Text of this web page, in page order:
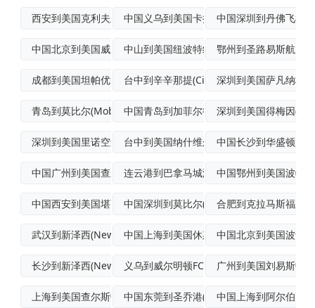
西安到美国克利夫兰航空运输中国义乌到美国卡拉贝尔(Carrabel
中国深圳到丹佛飞机
中国北京到美国威尔明顿标准空运中山到美国纽波特纽斯国际多式联运
鄂州到圣路易斯航空
成都到美国坦帕优先空运台中到辛辛那提(Cincinnati)散深圳到美国萨凡纳标
青岛到莫比尔(Mobile)空运门到门专中国青岛到加菲尔德(Garfield)班
深圳到美国得梅因
深圳到美国里诺空运 台中到美国纳什维尔(Nashville)中国长沙到华盛顿加
中国广州到美国查尔斯顿加急空运连云港到巴拿马城港到港海运中国鄂州到美国波特
中国西安到美国堪萨斯城(KansasCi中国深圳到莫比尔(Mobile)跨境联运
合肥到克拉马斯福尔
武汉到新泽西(NewJersey)空运派中国上海到美国休斯敦海运中国北京到美国波士
长沙到新泽西(NewJersey)空运义乌到威尔明顿FCL海运广州到美国刘易斯顿
上海到美国查尔斯顿(Charleston中国东莞到圣乔港(PortSt.Joe)中国上海到阿尔伯克